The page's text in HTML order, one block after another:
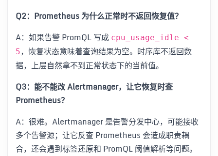
Q2：Prometheus 为什么正常时不返回恢复值？
A：如果告警 PromQL 写成 cpu_usage_idle <
5，恢复状态意味着查询结果为空。时序库不返回数
据，上层自然拿不到正常状态下的当前值。
Q3：能不能改 Alertmanager，让它恢复时查
Prometheus？
A：很难。Alertmanager 是告警分发中心，可能接收
多个告警源；让它反查 Prometheus 会造成职责耦
合，还会遇到标签还原和 PromQL 阈值解析等问题。